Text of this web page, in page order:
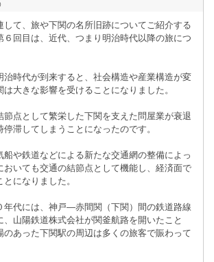
して、旅や下関の名所旧跡についてご紹介する
６回目は、近代、つまり明治時代以降の旅につ
治時代が到来すると、社会構造や産業構造が変
大きな影響を受けることになりました。
節点として繁栄した下関を支えた問屋業が衰退
滞してしまうことになったのです。
船や鉄道などによる新たな交通網の整備によっ
おいても交通の結節点として機能し、経済面で
になりました。
年代には、神戸―赤間関（下関）間の鉄道路線
、山陽鉄道株式会社が関釜航路を開いたこと
のあった下関駅の周辺は多くの旅客で賑わって